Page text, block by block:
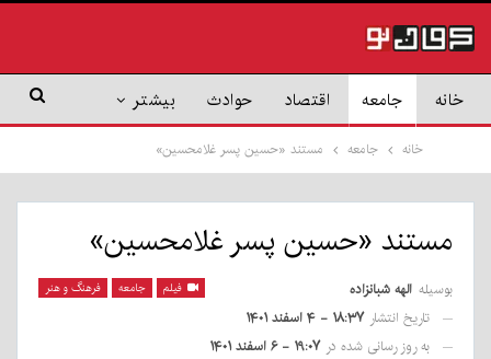
خانه جامعه اقتصاد حوادث بیشتر
خانه جامعه مستند «حسین پسر غلامحسین»
مستند «حسین پسر غلامحسین»
فیلم جامعه فرهنگ و هنر بوسیله الهه شبانزاده
تاریخ انتشار ۱۸:۳۷ - ۴ اسفند ۱۴۰۱
به روز رسانی شده در ۱۹:۰۷ - ۶ اسفند ۱۴۰۱